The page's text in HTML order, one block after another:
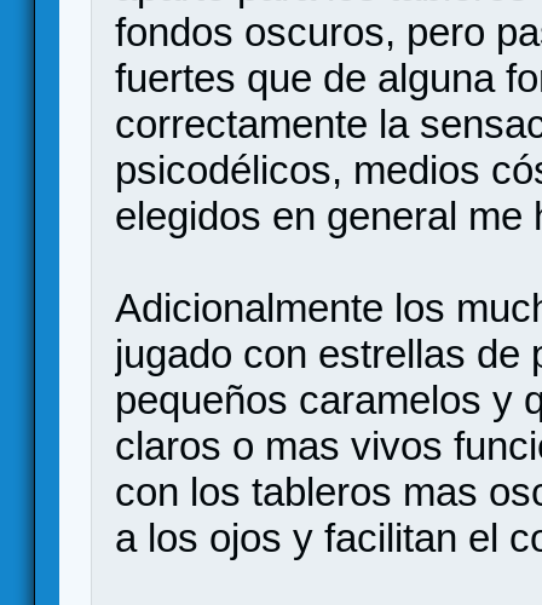
fondos oscuros, pero
fuertes que de alguna
correctamente la
psicodélicos, medios
elegidos en general me
Adicionalmente los
jugado con estrellas de
pequeños caramelos y
claros o mas vivos
con los tableros mas
a los ojos y facilitan el